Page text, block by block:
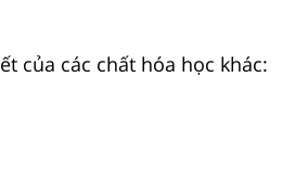
của các chất hóa học khác: